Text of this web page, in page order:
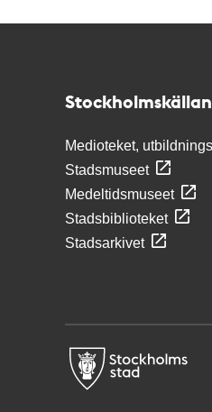
Medioteket,
Stadsmuseet
Medeltidsmuseet
Stadsbiblioteket
Stadsarkivet